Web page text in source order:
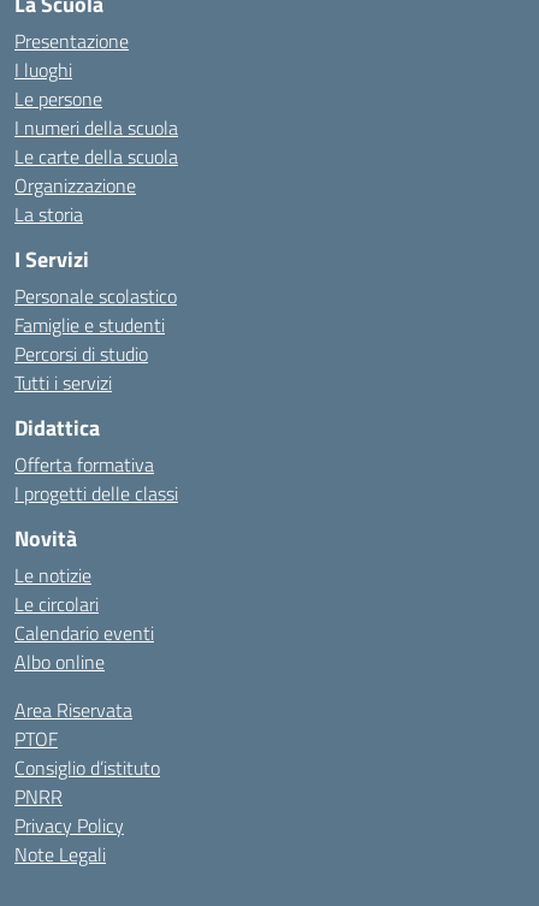
Presentazione
I luoghi
Le persone
I numeri della scuola
Le carte della scuola
Organizzazione
La storia
I Servizi
Personale scolastico
Famiglie e studenti
Percorsi di studio
Tutti i servizi
Didattica
Offerta formativa
I progetti delle classi
Novità
Le notizie
Le circolari
Calendario eventi
Albo online
Area Riservata
PTOF
Consiglio d’istituto
PNRR
Privacy Policy
Note Legali